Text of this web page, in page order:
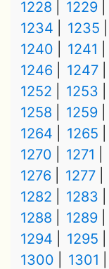
1228
1229
1234
1235
1240
1241
1246
1247
1252
1253
1258
1259
1264
1265
1270
1271
1276
1277
1282
1283
1288
1289
1294
1295
1300
1301